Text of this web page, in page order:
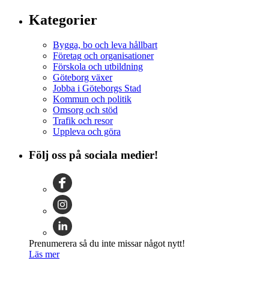
Kategorier
Bygga, bo och leva hållbart
Företag och organisationer
Förskola och utbildning
Göteborg växer
Jobba i Göteborgs Stad
Kommun och politik
Omsorg och stöd
Trafik och resor
Uppleva och göra
Följ oss på sociala medier!
Prenumerera så du inte missar något nytt!
Läs mer